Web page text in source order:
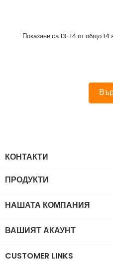
Показани са 13-14 от общо 14
КОНТАКТИ
ПРОДУКТИ
НАШАТА КОМПАНИЯ
ВАШИЯТ АКАУНТ
CUSTOMER LINKS